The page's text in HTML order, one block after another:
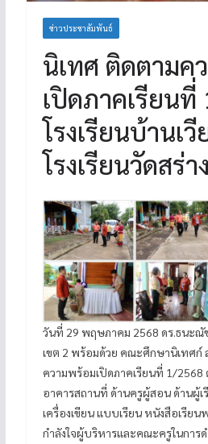
ข่าวประชาสัมพันธ์
นิเทศ ติดตามค
เปิดภาคเรียน
โรงเรียนบ้านเ
โรงเรียนวัดสร่า
วันที่ 29 พฤษภาคม 2568 ดร.ธนะ
เขต 2 พร้อมด้วย คณะศึกษานิเทศก์
ความพร้อมเปิดภาคเรียนที่ 1/2568
อาคารสถานที่ ด้านครูผู้สอน ด้านผู้
เครื่องเขียน แบบเรียน หนังสือเรีย
กำลังใจผู้บริหารและคณะครูในการด